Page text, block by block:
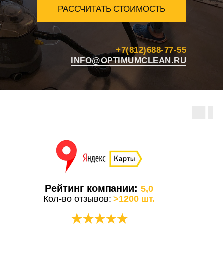
РАССЧИТАТЬ СТОИМОСТЬ
+7(812)688-77-55
INFO@OPTIMUMCLEAN.RU
Рейтинг компании:5,0
Кол-во отзывов:>1200 шт.
★★★★★